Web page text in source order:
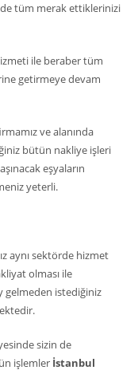
tüm merak ettiklerinizi
ile beraber tüm
getirmeye devam
ve alanında
bütün nakliye işleri
eşyaların
yeterli.
aynı sektörde hizmet
olması ile
gelmeden istediğiniz
sizin de
işlemler İstanbul